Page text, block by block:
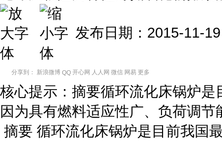
发布日期：2015-11-
分享到： 新浪微博 QQ 开心网 人人网 微信 网易 更多
核心提示：摘要循环流化床锅炉
因为具有燃料适应性广、负荷调
摘要 循环流化床锅炉是目前我国